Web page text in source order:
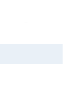
родителите.